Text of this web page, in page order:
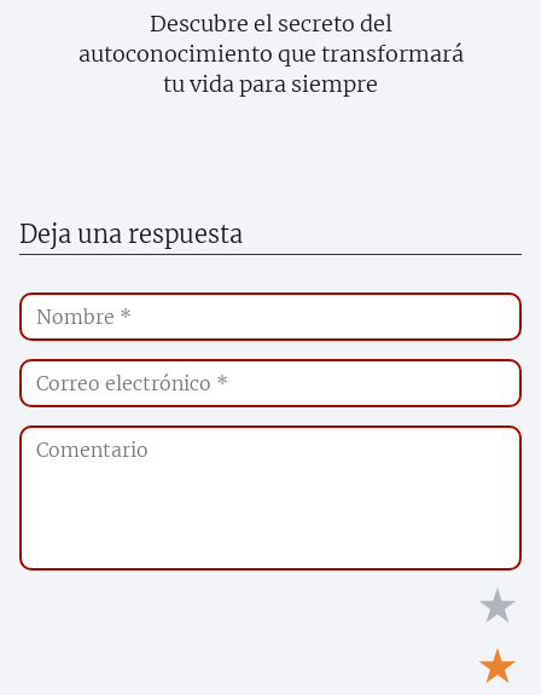
Descubre el secreto del
autoconocimiento que transformará
tu vida para siempre
Deja una respuesta
★
★